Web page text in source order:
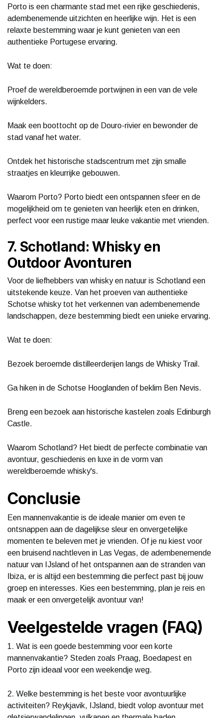
Porto is een charmante stad met een rijke geschiedenis,
adembenemende uitzichten en heerlijke wijn. Het is een
relaxte bestemming waar je kunt genieten van een
authentieke Portugese ervaring.
Wat te doen:
Proef de wereldberoemde portwijnen in een van de vele
wijnkelders.
Maak een boottocht op de Douro-rivier en bewonder de
stad vanaf het water.
Ontdek het historische stadscentrum met zijn smalle
straatjes en kleurrijke gebouwen.
Waarom Porto? Porto biedt een ontspannen sfeer en de
mogelijkheid om te genieten van heerlijk eten en drinken,
perfect voor een rustige maar leuke vakantie met vrienden.
7. Schotland: Whisky en
Outdoor Avonturen
Voor de liefhebbers van whisky en natuur is Schotland een
uitstekende keuze. Van het proeven van authentieke
Schotse whisky tot het verkennen van adembenemende
landschappen, deze bestemming biedt een unieke ervaring.
Wat te doen:
Bezoek beroemde distilleerderijen langs de Whisky Trail.
Ga hiken in de Schotse Hooglanden of beklim Ben Nevis.
Breng een bezoek aan historische kastelen zoals Edinburgh
Castle.
Waarom Schotland? Het biedt de perfecte combinatie van
avontuur, geschiedenis en luxe in de vorm van
wereldberoemde whisky's.
Conclusie
Een mannenvakantie is de ideale manier om even te
ontsnappen aan de dagelijkse sleur en onvergetelijke
momenten te beleven met je vrienden. Of je nu kiest voor
een bruisend nachtleven in Las Vegas, de adembenemende
natuur van IJsland of het ontspannen aan de stranden van
Ibiza, er is altijd een bestemming die perfect past bij jouw
groep en interesses. Kies een bestemming, plan je reis en
maak er een onvergetelijk avontuur van!
Veelgestelde vragen (FAQ)
1. Wat is een goede bestemming voor een korte
mannenvakantie? Steden zoals Praag, Boedapest en
Porto zijn ideaal voor een weekendje weg.
2. Welke bestemming is het beste voor avontuurlijke
activiteiten? Reykjavik, IJsland, biedt volop avontuur met